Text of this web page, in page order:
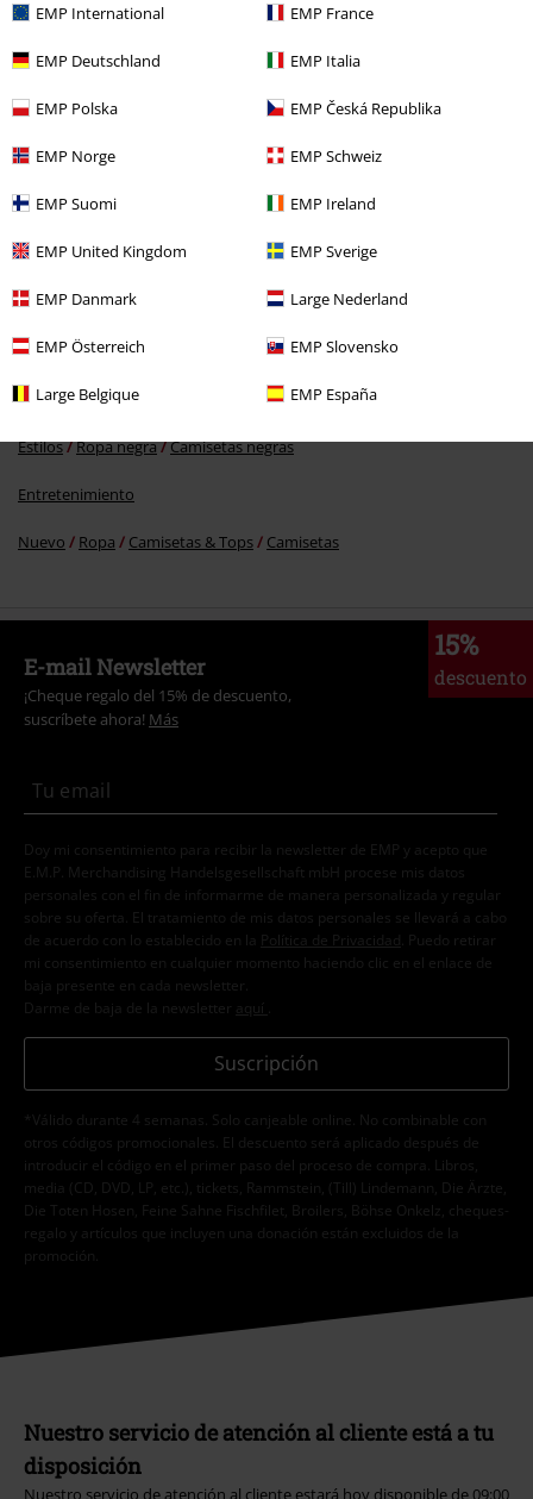
EMP International EMP France
EMP Deutschland EMP Italia
EMP Polska EMP Česká Republika
EMP Norge EMP Schweiz
EMP Suomi EMP Ireland
EMP United Kingdom EMP Sverige
EMP Danmark Large Nederland
EMP Österreich EMP Slovensko
Large Belgique EMP España
Más categorías. Más opciones
Hombre Ropa Camisetas Camisetas
Ropa & accesorios Camisetas
Estilos Ropa negra Camisetas negras
Entretenimiento
Nuevo Ropa Camisetas & Tops Camisetas
15%
descuento
E-mail Newsletter
¡Cheque regalo del 15% de descuento,
suscríbete ahora! Más
Doy mi consentimiento para recibir la newsletter de EMP y acepto que
E.M.P. Merchandising Handelsgesellschaft mbH procese mis datos
personales con el fin de informarme de manera personalizada y regular
sobre su oferta. El tratamiento de mis datos personales se llevará a cabo
de acuerdo con lo establecido en la
Política de Privacidad . Puedo retirar
mi consentimiento en cualquier momento haciendo clic en el enlace de
baja presente en cada newsletter.
Darme de baja de la newsletter
aquí
Suscripción
*Válido durante 4 semanas. Solo canjeable online. No combinable con
otros códigos promocionales. El descuento será aplicado después de
introducir el código en el primer paso del proceso de compra. Libros,
media (CD, DVD, LP, etc.), tickets, Rammstein, (Till) Lindemann, Die Ärzte,
Die Toten Hosen, Feine Sahne Fischfilet, Broilers, Böhse Onkelz, cheques-
regalo y artículos que incluyen una donación están excluidos de la
promoción.
Nuestro servicio de atención al cliente está a tu
disposición
Nuestro servicio de atención al cliente estará hoy disponible de 09:00